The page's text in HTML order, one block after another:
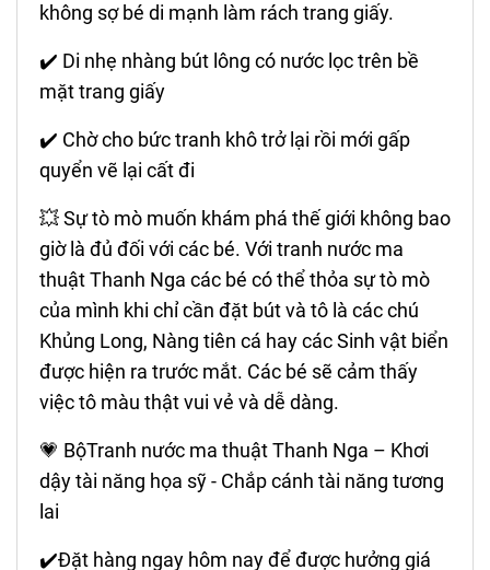
không sợ bé di mạnh làm rách trang giấy.
✔️ Di nhẹ nhàng bút lông có nước lọc trên bề
mặt trang giấy
✔️ Chờ cho bức tranh khô trở lại rồi mới gấp
quyển vẽ lại cất đi
💥 Sự tò mò muốn khám phá thế giới không bao
giờ là đủ đối với các bé. Với tranh nước ma
thuật Thanh Nga các bé có thể thỏa sự tò mò
của mình khi chỉ cần đặt bút và tô là các chú
Khủng Long, Nàng tiên cá hay các Sinh vật biển
được hiện ra trước mắt. Các bé sẽ cảm thấy
việc tô màu thật vui vẻ và dễ dàng.
💗 BộTranh nước ma thuật Thanh Nga – Khơi
dậy tài năng họa sỹ - Chắp cánh tài năng tương
lai
✔️Đặt hàng ngay hôm nay để được hưởng giá